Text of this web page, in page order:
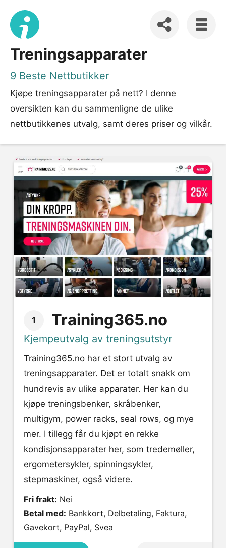
Treningsapparater
9 Beste Nettbutikker
Kjøpe treningsapparater på nett? I denne
oversikten kan du sammenligne de ulike
nettbutikkenes utvalg, samt deres priser og vilkår.
1 Training365.no
Kjempeutvalg av treningsutstyr
Training365.no har et stort utvalg av
treningsapparater. Det er totalt snakk om
hundrevis av ulike apparater. Her kan du
kjøpe treningsbenker, skråbenker,
multigym, power racks, seal rows, og mye
mer. I tillegg får du kjøpt en rekke
kondisjonsapparater her, som tredemøller,
ergometersykler, spinningsykler,
stepmaskiner, også videre.
Fri frakt: Nei
Betal med:
Gavekort, PayPal, Svea